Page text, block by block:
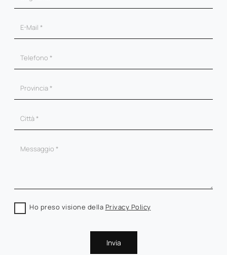
Ho preso visione della Privacy Policy
Invia